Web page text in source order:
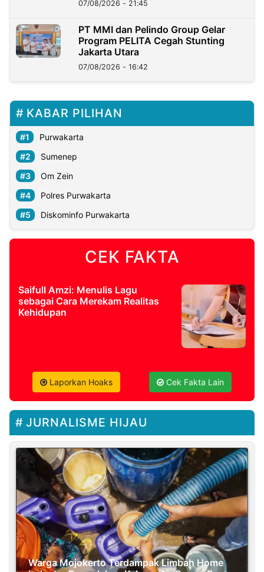
07/08/2026 - 21:45
PT MMI dan Pelindo Group Gelar
Program PELITA Cegah Stunting
Jakarta Utara
07/08/2026 - 16:42
KABAR PILIHAN
Purwakarta
Sumenep
Om Zein
Polres Purwakarta
Diskominfo Purwakarta
CEK FAKTA
Saifull Amzi: Menulis Lagu
sebagai Cara Merekam Realitas
Kehidupan
Laporkan Hoaks Cek Fakta Lain
JURNALISME HIJAU
Warga Mojokerto Terdampak Limbah Home